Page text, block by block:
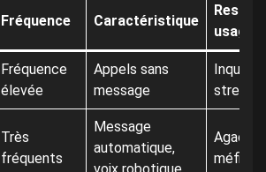
Fréquence Caractéristique
usager
Fréquence
élevée
Appels sans
message
Inquiet,
stressé
Très
fréquents
Message
automatique,
Agacé,
méfiant